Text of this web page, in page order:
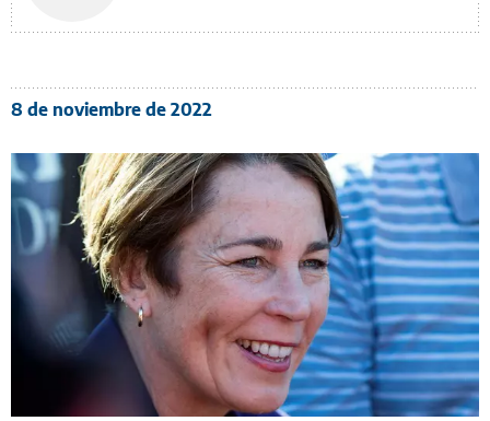
8 de noviembre de 2022